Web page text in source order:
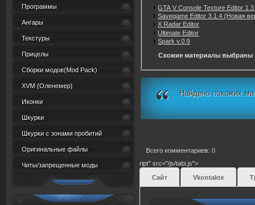
Программы
Ангары
Текстуры
Прицелы
Сборки модов(Mod Pack)
XVM (Oленемер)
Иконки
Шкурки
Шкурки с зонами пробитий
Оригинальные файлы
Читы/запрещенные моды
GTA V Console Texture Editor
Savegame Editor 3.1.4 (Новая
X Radar Editor
Ultimate Editor
Spark v.0.9
Схожие материалы выбраны
Найдено похожих
Всего комментариев: 0
ript" src="/js/tabi.js">
Сайт
Vkontakte